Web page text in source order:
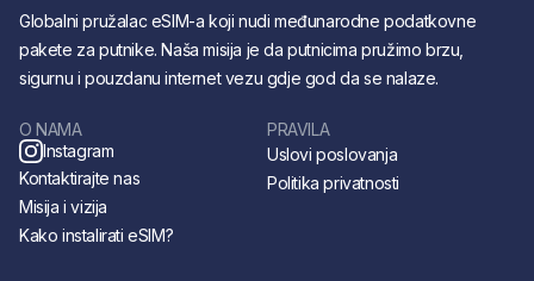
Globalni pružalac eSIM-a koji nudi međunarodne podatkovne
pakete za putnike. Naša misija je da putnicima pružimo brzu,
sigurnu i pouzdanu internet vezu gdje god da se nalaze.
O NAMA
Instagram
Kontaktirajte nas
Misija i vizija
Kako instalirati eSIM?
PRAVILA
Uslovi poslovanja
Politika privatnosti